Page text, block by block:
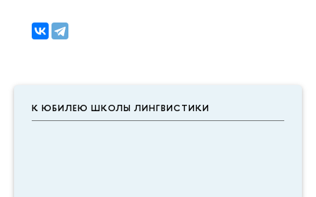
К ЮБИЛЕЮ ШКОЛЫ ЛИНГВИСТИКИ